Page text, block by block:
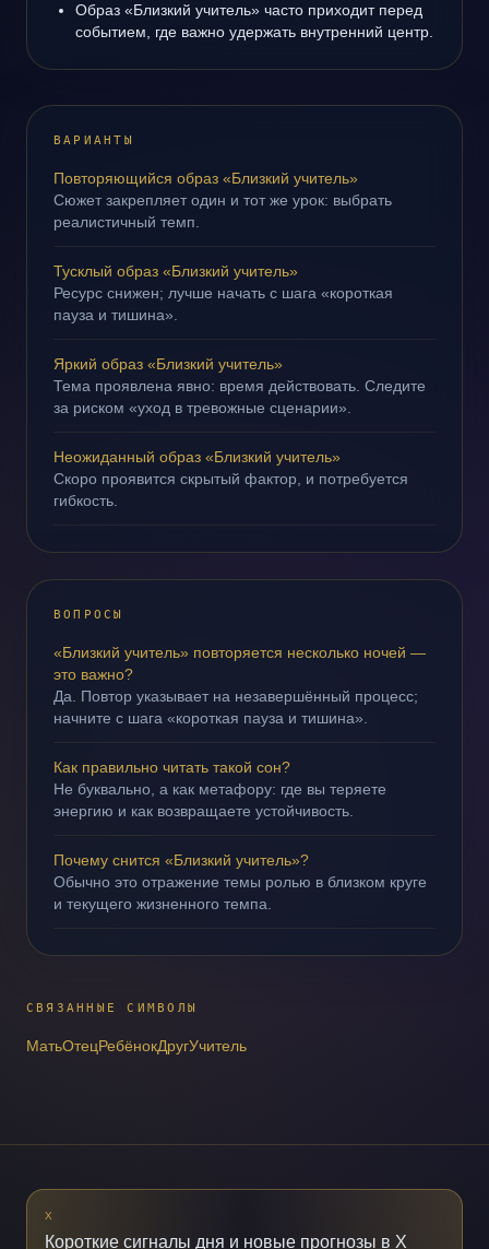
Образ «Близкий учитель» часто приходит перед
событием, где важно удержать внутренний центр.
ВАРИАНТЫ
Повторяющийся образ «Близкий учитель»
Сюжет закрепляет один и тот же урок: выбрать
реалистичный темп.
Тусклый образ «Близкий учитель»
Ресурс снижен; лучше начать с шага «короткая
пауза и тишина».
Яркий образ «Близкий учитель»
Тема проявлена явно: время действовать. Следите
за риском «уход в тревожные сценарии».
Неожиданный образ «Близкий учитель»
Скоро проявится скрытый фактор, и потребуется
гибкость.
ВОПРОСЫ
«Близкий учитель» повторяется несколько ночей —
это важно?
Да. Повтор указывает на незавершённый процесс;
начните с шага «короткая пауза и тишина».
Как правильно читать такой сон?
Не буквально, а как метафору: где вы теряете
энергию и как возвращаете устойчивость.
Почему снится «Близкий учитель»?
Обычно это отражение темы ролью в близком круге
и текущего жизненного темпа.
СВЯЗАННЫЕ СИМВОЛЫ
МатьОтецРебёнокДругУчитель
X
Короткие сигналы дня и новые прогнозы в X